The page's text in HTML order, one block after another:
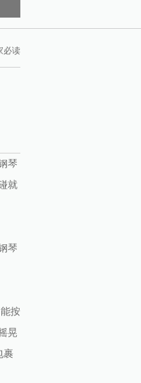
必读
琴
就
琴
按
晃
裹